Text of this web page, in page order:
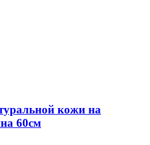
кожи на
60см